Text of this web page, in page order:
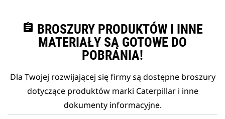
assignment BROSZURY PRODUKTÓW I INNE
MATERIAŁY SĄ GOTOWE DO
POBRANIA!
Dla Twojej rozwijającej się firmy są dostępne broszury
dotyczące produktów marki Caterpillar i inne
dokumenty informacyjne.